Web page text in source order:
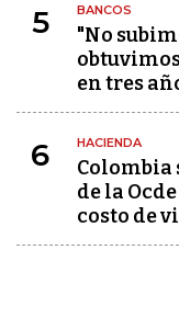
5 BANCOS
"No
en tres
6 HACIENDA
Colombia
de la
costo de